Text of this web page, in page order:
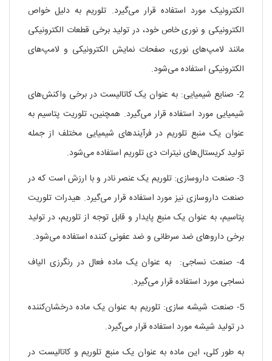
الکترونیک مورد استفاده قرار می‌گیرد. تلوریم به دلیل خواص
الکترونیکی و نوری خاص خود، در تولید برخی قطعات الکترونیکی
مانند لامپ‌های نوری، صفحات نمایش الکترونیکی و لامپ‌های
الکترونیکی استفاده می‌شود.
2- صنایع شیمیایی: به عنوان یک کاتالیست در برخی واکنش‌های
شیمیایی مورد استفاده قرار می‌گیرد. همچنین، تلوریت پتاسیم به
عنوان یک منبع تلوریم در فرآیندهای شیمیایی مختلف از جمله
تولید کریستال‌های نیترات دی تلوریم استفاده می‌شود.
3- صنعت داروسازی: تلوریم یک عنصر نادر و با ارزش است که در
صنعت داروسازی نیز مورد استفاده قرار می‌گیرد. هیدرات تلوریت
پتاسیم، به عنوان یک منبع پایدار و قابل توجه از تلوریم، در تولید
برخی داروهای ضد سرطانی و ضد عفونی کننده استفاده می‌شود.
4- صنعت نساجی: به عنوان یک ماده فعال در رنگرزی الیاف
نساجی مورد استفاده قرار می‌گیرد.
5- صنعت شیشه سازی: تلوریم به عنوان یک ماده درخشان‌کننده
در تولید شیشه مورد استفاده قرار می‌گیرد.
به طور کلی، این ماده به عنوان یک منبع تلوریم و کاتالیست در